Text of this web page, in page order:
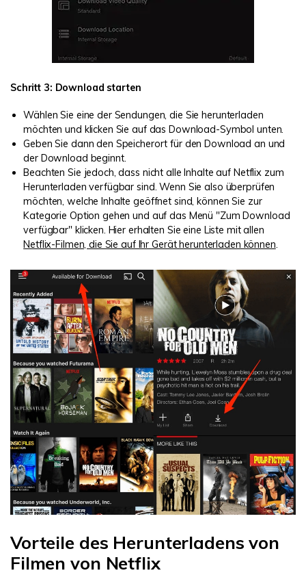
Schritt 3: Download starten
Wählen Sie eine der Sendungen, die Sie herunterladen
möchten und klicken Sie auf das Download-Symbol unten.
Geben Sie dann den Speicherort für den Download an und
der Download beginnt.
Beachten Sie jedoch, dass nicht alle Inhalte auf Netflix zum
Herunterladen verfügbar sind. Wenn Sie also überprüfen
möchten, welche Inhalte geöffnet sind, können Sie zur
Kategorie Option gehen und auf das Menü "Zum Download
verfügbar" klicken. Hier erhalten Sie eine Liste mit allen
Netflix-Filmen, die Sie auf Ihr Gerät herunterladen können.
Vorteile des Herunterladens von
Filmen von Netflix